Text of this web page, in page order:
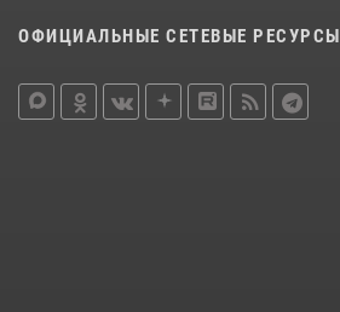
ОФИЦИАЛЬНЫЕ СЕТЕВЫЕ РЕСУРСЫ